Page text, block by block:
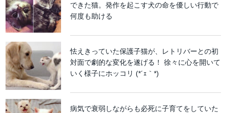
できた猫。発作を起こす犬の命を優しい行動で
何度も助ける
怯えきっていた保護子猫が、レトリバーとの初
対面で劇的な変化を遂げる！ 徐々に心を開いて
いく様子にホッコリ (*´ｪ｀*)
病気で衰弱しながらも必死に子育てをしていた